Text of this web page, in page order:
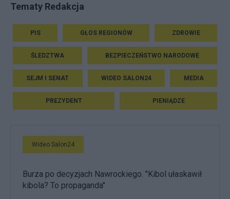
Tematy Redakcja
PIS GŁOS REGIONÓW ZDROWIE
ŚLEDZTWA BEZPIECZEŃSTWO NARODOWE
SEJM I SENAT WIDEO SALON24 MEDIA
PREZYDENT PIENIĄDZE
Wideo Salon24
Burza po decyzjach Nawrockiego. "Kibol ułaskawił
kibola? To propaganda"